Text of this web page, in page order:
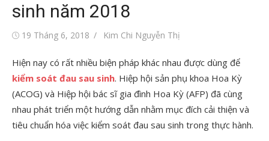
sinh năm 2018
Đăng19 Tháng 6, 2018
Tác
Kim Chi Nguyễn Thị
Hiện nay có rất nhiều biện pháp khác nhau được dùng để
kiểm soát đau sau sinh. Hiệp hội sản phụ khoa Hoa Kỳ
(ACOG) và Hiệp hội bác sĩ gia đình Hoa Kỳ (AFP) đã cùng
nhau phát triển một hướng dẫn nhằm mục đích cải thiện và
tiêu chuẩn hóa việc kiểm soát đau sau sinh trong thực hành.